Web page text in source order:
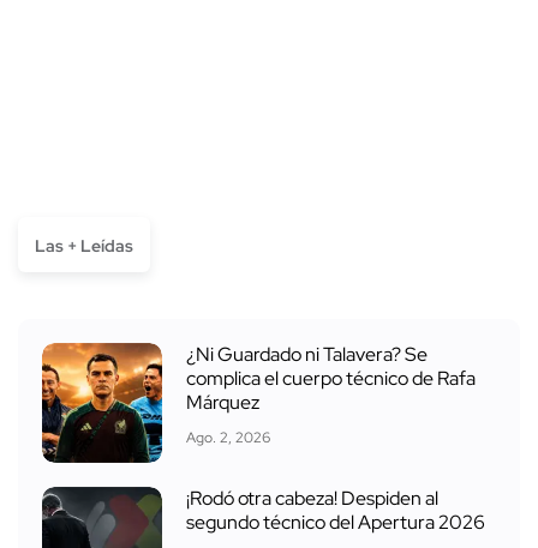
Las + Leídas
¿Ni Guardado ni Talavera? Se
complica el cuerpo técnico de Rafa
Márquez
Ago. 2, 2026
¡Rodó otra cabeza! Despiden al
segundo técnico del Apertura 2026